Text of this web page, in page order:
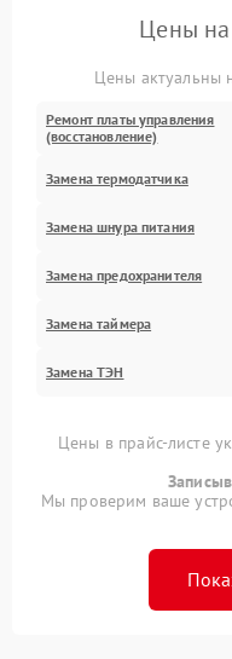
Цены на
Цены актуальны
Ремонт платы управления
(восстановление)
Замена термодатчика
Замена шнура питания
Замена предохранителя
Замена таймера
Замена ТЭН
Цены в прайс-листе
Мы проверим ваше